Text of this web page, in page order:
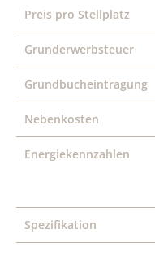
Preis pro Stellplatz
Grunderwerbsteuer
Grundbucheintragung
Nebenkosten
Energiekennzahlen
Spezifikation